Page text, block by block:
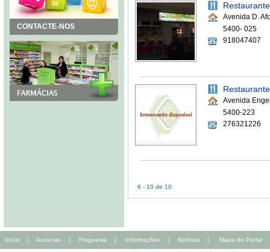
CONTACTE-NOS
Avenida D.
5400- 025
918047407
Avenida
5400-223
276321226
6 - 10 de 10
Início | Autarcas | Freguesia | Informações | Notícias | Mapa do Portal